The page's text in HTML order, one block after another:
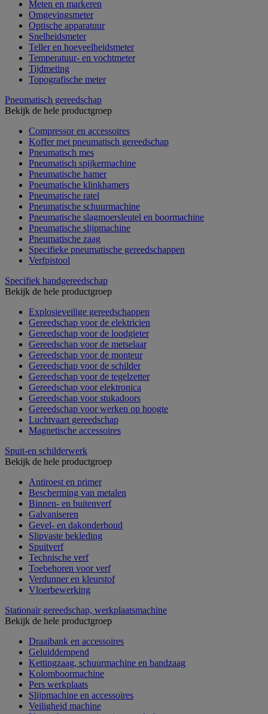
Meten en markeren
Omgevingsmeter
Optische apparatuur
Snelheidsmeter
Teller en hoeveelheidsmeter
Temperatuur- en vochtmeter
Tijdmeting
Topografische meter
Pneumatisch gereedschap
Bekijk de hele productgroep
Compressor en accessoires
Koffer met pneumatisch gereedschap
Pneumatisch mes
Pneumatisch spijkermachine
Pneumatische hamer
Pneumatische klinkhamers
Pneumatische ratel
Pneumatische schuurmachine
Pneumatische slagmoersleutel en boormachine
Pneumatische slijpmachine
Pneumatische zaag
Specifieke pneumatische gereedschappen
Verfpistool
Specifiek handgereedschap
Bekijk de hele productgroep
Explosieveilige gereedschappen
Gereedschap voor de elektricien
Gereedschap voor de loodgieter
Gereedschap voor de metselaar
Gereedschap voor de monteur
Gereedschap voor de schilder
Gereedschap voor de tegelzetter
Gereedschap voor elektronica
Gereedschap voor stukadoors
Gereedschap voor werken op hoogte
Luchtvaart gereedschap
Magnetische accessoires
Spuit-en schilderwerk
Bekijk de hele productgroep
Antiroest en primer
Bescherming van metalen
Binnen- en buitenverf
Galvaniseren
Gevel- en dakonderhoud
Slipvaste bekleding
Spuitverf
Technische verf
Toebehoren voor verf
Verdunner en kleurstof
Vloerbewerking
Stationair gereedschap, werkplaatsmachine
Bekijk de hele productgroep
Draaibank en accessoires
Geluiddempend
Kettingzaag, schuurmachine en bandzaag
Kolomboormachine
Pers werkplaats
Slijpmachine en accessoires
Veiligheid machine